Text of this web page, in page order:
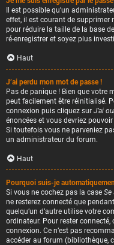
Il est possible qu’un
effet, il est courant de supprimer
pour réduire la taille de la base
ré-enregistrer et soyez plus
Haut
J’ai perdu mon mot de passe !
Pas de panique ! Bien que votre
peut facilement être réinitialisé.
connexion puis cliquez sur J’ai
énoncées et vous devriez
Si toutefois vous ne parveniez
un administrateur du forum.
Haut
Pourquoi suis-je
Si vous ne cochez pas la case Se
ne resterez connecté que
quelqu’un d’autre utilise votre
ordinateur. Pour rester connecté,
connexion. Ce n’est pas
accéder au forum (bibliothèque,